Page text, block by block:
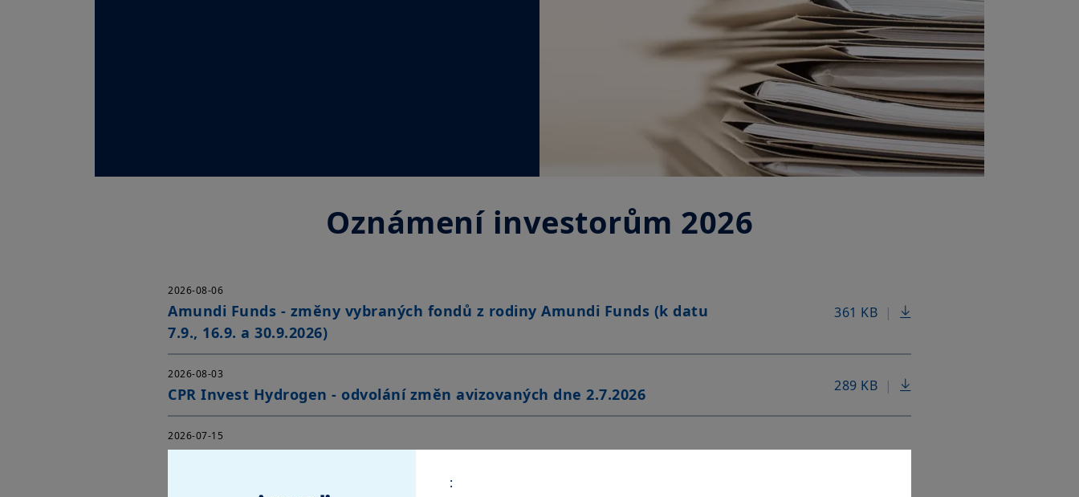
:
Oznámení investorům 2026
2026-08-06
Amundi Funds - změny vybraných fondů z rodiny Amundi Funds (k datu
7.9., 16.9. a 30.9.2026)
361 KB |
2026-08-03
CPR Invest Hydrogen - odvolání změn avizovaných dne 2.7.2026 289 KB |
2026-07-15
CPR Invest - aktualizace, včetně změny názvu, vybraných fondů od